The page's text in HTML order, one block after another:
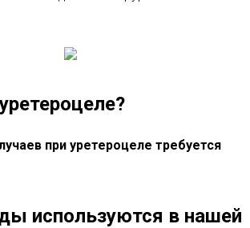
при уретероцеле требуется
используются в нашей